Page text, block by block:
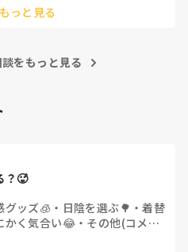
っと見る
をもっと見る
？🥵
グッズ🧊 ・ 日陰を選ぶ🌳 ・着替
かく気合い😂・ その他(コメン